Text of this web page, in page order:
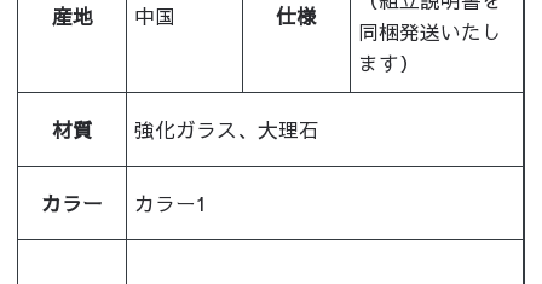
産地 中国 仕様
同梱発送いたし
ます）
材質 強化ガラス、大理石
カラー カラー1